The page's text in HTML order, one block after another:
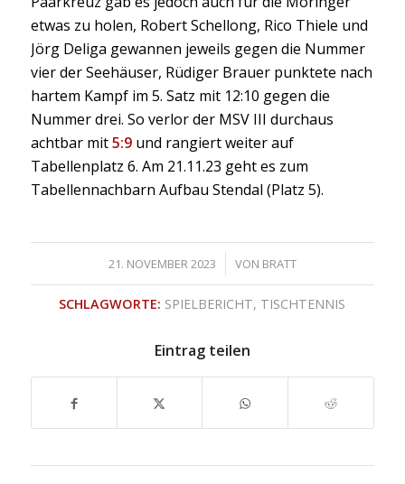
etwas zu holen, Robert Schellong, Rico Thiele und
Jörg Deliga gewannen jeweils gegen die Nummer
vier der Seehäuser, Rüdiger Brauer punktete nach
hartem Kampf im 5. Satz mit 12:10 gegen die
Nummer drei. So verlor der MSV III durchaus
achtbar mit5:9und rangiert weiter auf
Tabellenplatz 6. Am 21.11.23 geht es zum
Tabellennachbarn Aufbau Stendal (Platz 5).
21. NOVEMBER 2023
/ VON BRATT
SCHLAGWORTE: SPIELBERICHT, TISCHTENNIS
Eintrag teilen